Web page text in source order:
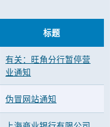
标题
有关：旺角分行暂停营
业通知
伪冒网站通知